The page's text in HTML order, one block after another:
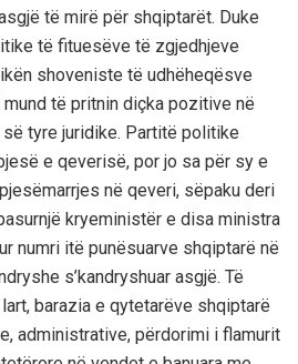
të mirë për shqiptarët. Duke
të fituesëve të zgjedhjeve
shoveniste të udhëheqësve
mund të pritnin diçka pozitive në
së tyre juridike. Partitë politike
e qeverisë, por jo sa për sy e
pjesëmarrjes në qeveri, sëpaku deri
një kryeministër e disa ministra
numri itë punësuarve shqiptarë në
s’kandryshuar asgjë. Të
lart, barazia e qytetarëve shqiptarë
, administrative, përdorimi i flamurit